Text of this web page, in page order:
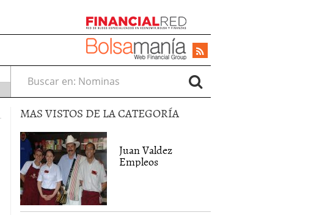
Buscar en:
MAS VISTOS DE LA CATEGORÍA
Juan Valdez
Empleos